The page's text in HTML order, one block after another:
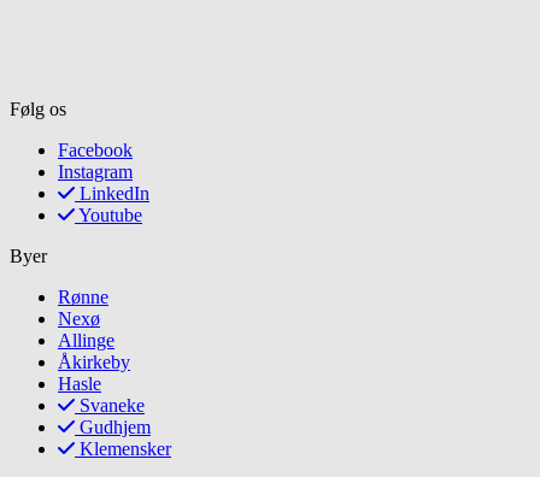
Følg os
Facebook
Instagram
LinkedIn
Youtube
Byer
Rønne
Nexø
Allinge
Åkirkeby
Hasle
Svaneke
Gudhjem
Klemensker